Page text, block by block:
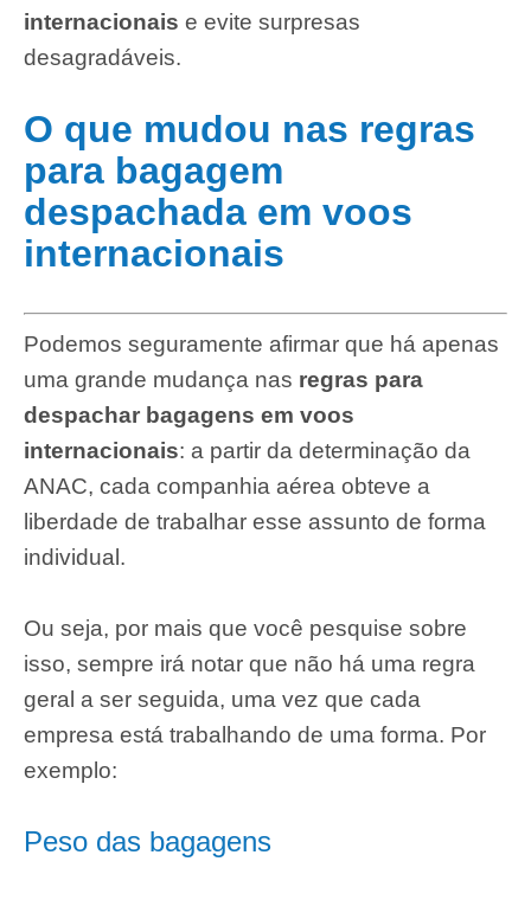
internacionais e evite surpresas
desagradáveis.
O que mudou nas regras
para bagagem
despachada em voos
internacionais
Podemos seguramente afirmar que há apenas
uma grande mudança nas regras para
despachar bagagens em voos
internacionais: a partir da determinação da
ANAC, cada companhia aérea obteve a
liberdade de trabalhar esse assunto de forma
individual.
Ou seja, por mais que você pesquise sobre
isso, sempre irá notar que não há uma regra
geral a ser seguida, uma vez que cada
empresa está trabalhando de uma forma. Por
exemplo:
Peso das bagagens